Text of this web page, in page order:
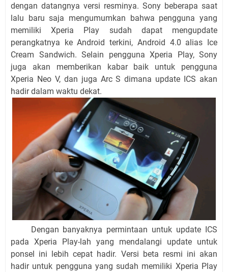
dengan datangnya versi resminya. Sony beberapa saat
lalu baru saja mengumumkan bahwa pengguna yang
memiliki Xperia Play sudah dapat mengupdate
perangkatnya ke Android terkini, Android 4.0 alias Ice
Cream Sandwich. Selain pengguna Xperia Play, Sony
juga akan memberikan kabar baik untuk pengguna
Xperia Neo V, dan juga Arc S dimana update ICS akan
hadir dalam waktu dekat.
Dengan banyaknya permintaan untuk update ICS
pada Xperia Play-lah yang mendalangi update untuk
ponsel ini lebih cepat hadir. Versi beta resmi ini akan
hadir untuk pengguna yang sudah memiliki Xperia Play